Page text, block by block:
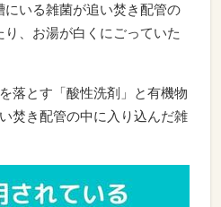
いる雑菌が追い焚き配管の
、お湯が白くにごっていた
落とす「酸性洗剤」と有機物
焚き配管の中に入り込んだ雑